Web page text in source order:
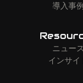
導入事
ニュース
インサイ